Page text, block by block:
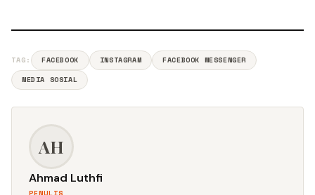
TAG: FACEBOOK INSTAGRAM
FACEBOOK MESSENGER
MEDIA SOSIAL
AH
Ahmad Luthfi